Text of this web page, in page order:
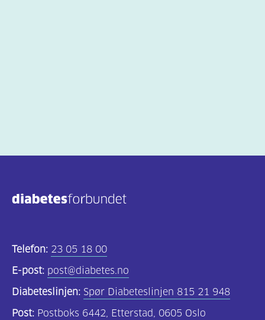
Telefon: 23 05 18 00
E-post: post@diabetes.no
Diabeteslinjen: Spør Diabeteslinjen 815 21 948
Post: Postboks 6442, Etterstad, 0605 Oslo